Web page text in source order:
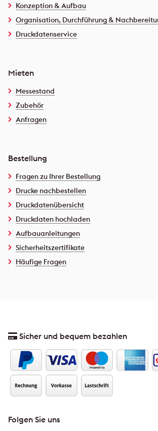
Konzeption & Aufbau
Organisation, Durchführung &
Druckdatenservice
Mieten
Messestand
Zubehör
Anfragen
Bestellung
Fragen zu Ihrer Bestellung
Drucke nachbestellen
Druckdatenübersicht
Druckdaten hochladen
Aufbauanleitungen
Sicherheitszertifikate
Häufige Fragen
Sicher und bequem bezahlen
Folgen Sie uns